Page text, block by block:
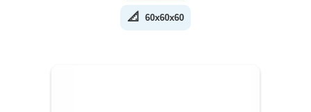
📐 60x60x60